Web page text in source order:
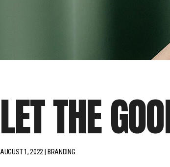
LET THE
AUGUST 1, 2022 BRANDING